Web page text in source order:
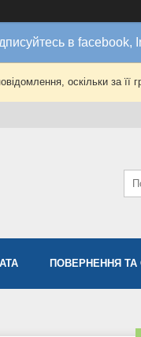
в facebook,
оскільки за
ПОВЕРНЕННЯ ТА